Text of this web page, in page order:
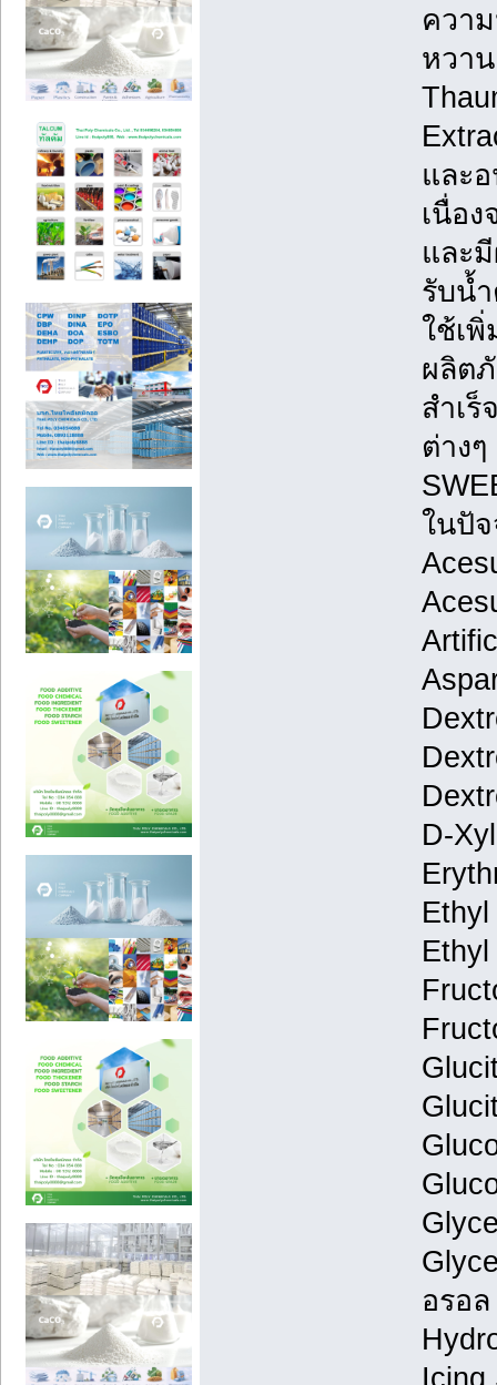
ควา
หวา
และ
เนื่อ
และ
รับน้
ใช้เ
ผลิต
สำเ
ต่าง
ในปั
D-
อรอล